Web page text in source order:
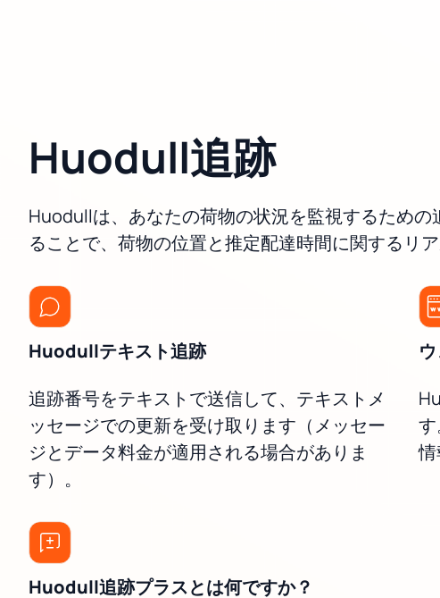
Huodull追跡
Huodullは、あなたの荷物の状況を監視するため
ることで、荷物の位置と推定配達時間に関するリ
Huodullテキスト追跡
追跡番号をテキストで送信して、テキストメ
ッセージでの更新を受け取ります（メッセー
ジとデータ料金が適用される場合がありま
す）。
情
Huodull追跡プラスとは何ですか？